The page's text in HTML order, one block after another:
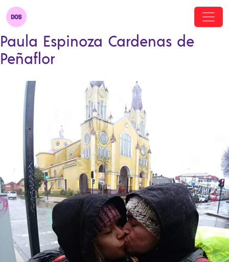
Paula Espinoza Cardenas de
Peñaflor